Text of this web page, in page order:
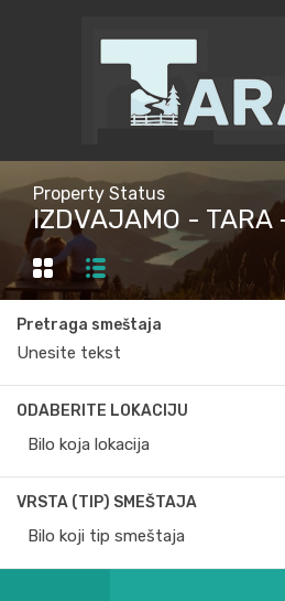
Property Status
IZDVAJAMO - TARA
Pretraga smeštaja
ODABERITE LOKACIJU
Bilo koja lokacija
VRSTA (TIP) SMEŠTAJA
Bilo koji tip smeštaja